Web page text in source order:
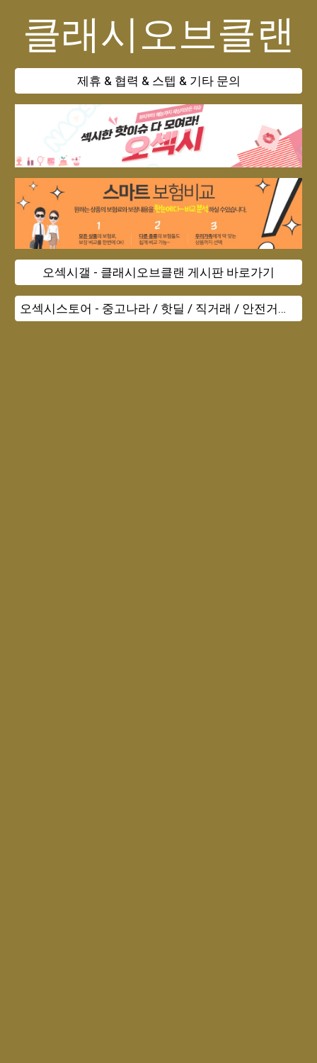
클래시오브클랜
제휴 & 협력 & 스텝 & 기타 문의
오섹시갤 - 클래시오브클랜 게시판 바로가기
오섹시스토어 - 중고나라 / 핫딜 / 직거래 / 안전거래 바로가기